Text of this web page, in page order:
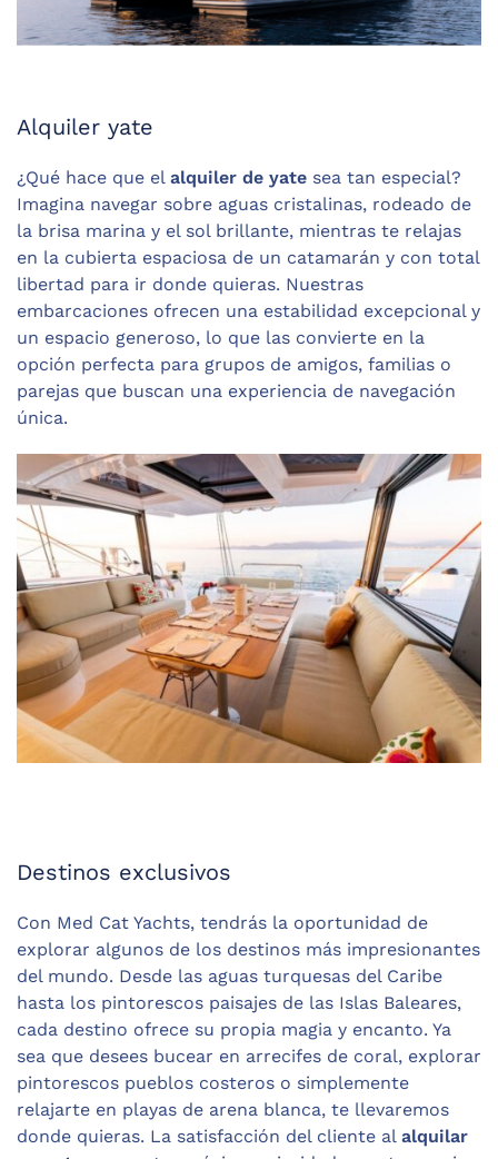
Alquiler yate
¿Qué hace que el alquiler de yate sea tan especial?
Imagina navegar sobre aguas cristalinas, rodeado de
la brisa marina y el sol brillante, mientras te relajas
en la cubierta espaciosa de un catamarán y con total
libertad para ir donde quieras. Nuestras
embarcaciones ofrecen una estabilidad excepcional y
un espacio generoso, lo que las convierte en la
opción perfecta para grupos de amigos, familias o
parejas que buscan una experiencia de navegación
única.
Destinos exclusivos
Con Med Cat Yachts, tendrás la oportunidad de
explorar algunos de los destinos más impresionantes
del mundo. Desde las aguas turquesas del Caribe
hasta los pintorescos paisajes de las Islas Baleares,
cada destino ofrece su propia magia y encanto. Ya
sea que desees bucear en arrecifes de coral, explorar
pintorescos pueblos costeros o simplemente
relajarte en playas de arena blanca, te llevaremos
donde quieras. La satisfacción del cliente al alquilar